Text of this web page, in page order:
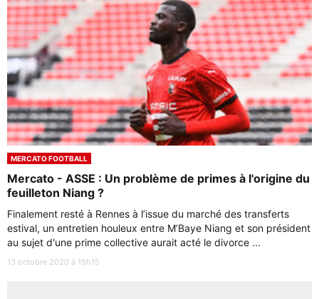
MERCATO FOOTBALL
Mercato - ASSE : Un problème de primes à l'origine du
feuilleton Niang ?
Finalement resté à Rennes à l’issue du marché des transferts
estival, un entretien houleux entre M’Baye Niang et son président
au sujet d'une prime collective aurait acté le divorce ...
13 octobre 2020 à 15h15